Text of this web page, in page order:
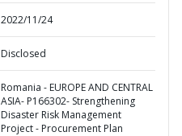
2022/11/24
Disclosed
Romania - EUROPE AND CENTRAL
ASIA- P166302- Strengthening
Disaster Risk Management
Project - Procurement Plan